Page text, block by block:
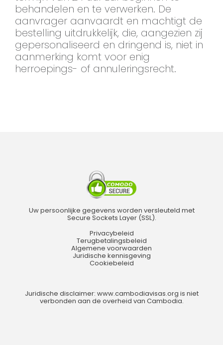
behandelen en te verwerken. De
aanvrager aanvaardt en machtigt de
bestelling uitdrukkelijk, die, aangezien zij
gepersonaliseerd en dringend is, niet in
aanmerking komt voor enig
herroepings- of annuleringsrecht.
Uw persoonlijke gegevens worden versleuteld met
Secure Sockets Layer (SSL).
Privacybeleid
Terugbetalingsbeleid
Algemene voorwaarden
Juridische kennisgeving
Cookiebeleid
Juridische disclaimer: www.cambodiavisas.org is niet
verbonden aan de overheid van Cambodia.